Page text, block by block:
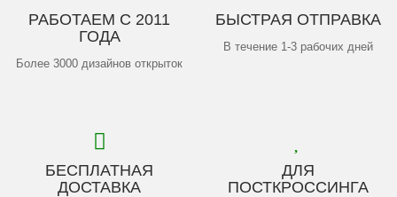
РАБОТАЕМ С 2011
ГОДА
Более 3000 дизайнов открыток
БЫСТРАЯ ОТПРАВКА
В течение 1-3 рабочих дней
БЕСПЛАТНАЯ
ДОСТАВКА
ДЛЯ
ПОСТКРОССИНГА